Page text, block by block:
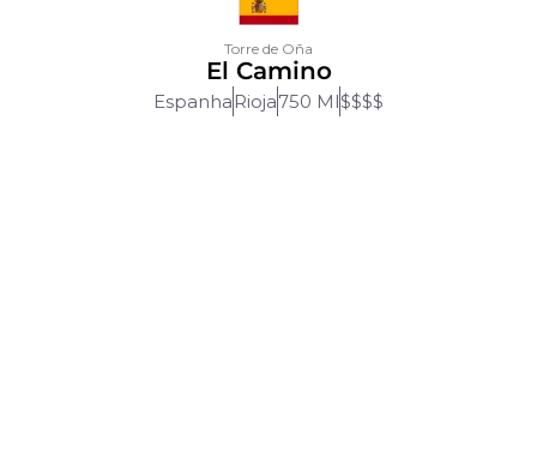
Torre de Oña
El Camino
Espanha Rioja750 Ml$$$$